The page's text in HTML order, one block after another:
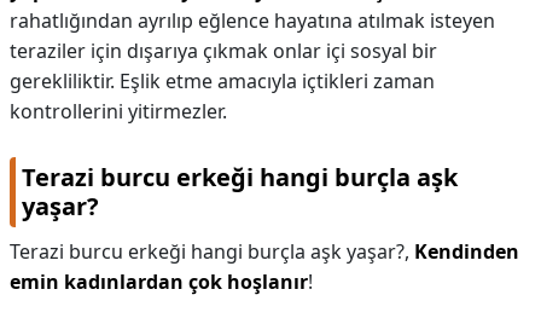
rahatlığından ayrılıp eğlence hayatına atılmak isteyen
teraziler için dışarıya çıkmak onlar içi sosyal bir
gerekliliktir. Eşlik etme amacıyla içtikleri zaman
kontrollerini yitirmezler.
Terazi burcu erkeği hangi burçla aşk
yaşar?
Terazi burcu erkeği hangi burçla aşk yaşar?, Kendinden
emin kadınlardan çok hoşlanır!